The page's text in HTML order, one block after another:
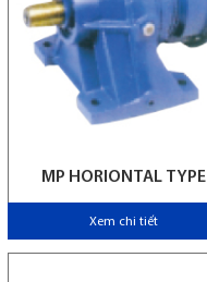
MP HORIONTAL TYPE
Xem chi tiết